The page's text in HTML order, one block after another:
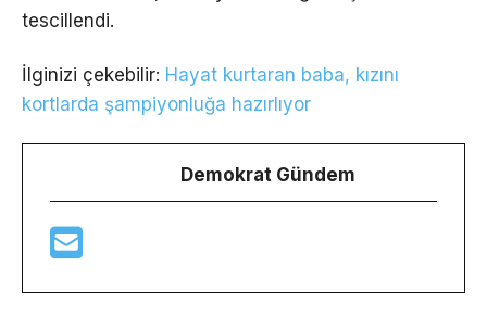
tescillendi.
İlginizi çekebilir: Hayat kurtaran baba, kızını
kortlarda şampiyonluğa hazırlıyor
Demokrat Gündem